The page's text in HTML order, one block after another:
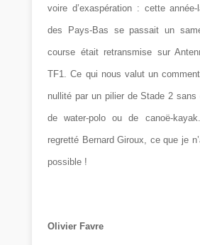
voire d’exaspération : cette
des Pays-Bas se passait un
course était retransmise sur
TF1. Ce qui nous valut un
nullité par un pilier de Stade 2 sans
de water-polo ou de canoë-
regretté Bernard Giroux, ce que je
possible !
Olivier Favre